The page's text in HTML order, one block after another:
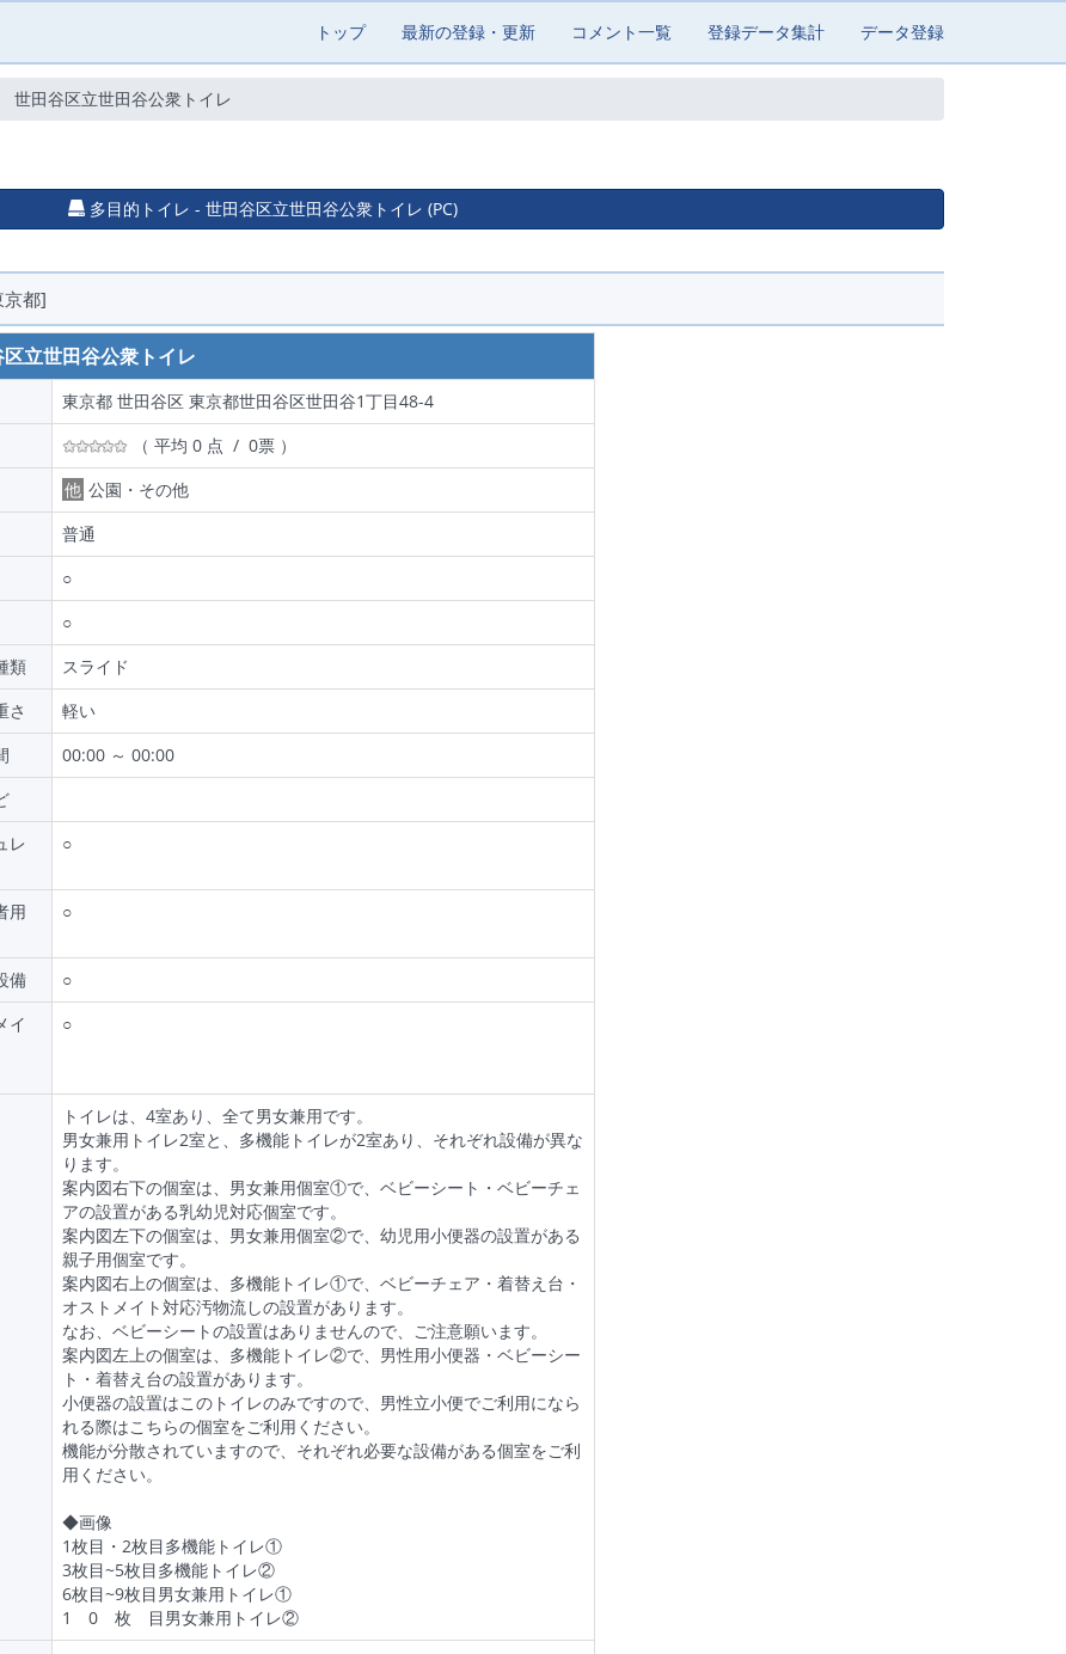
トップ 最新の登録・更新 コメント一覧 登録データ集計 データ登録
世田谷区立世田谷公衆トイレ
多目的トイレ - 世田谷区立世田谷公衆トイレ (PC)
都]
立世田谷公衆トイレ
東京都 世田谷区 東京都世​田​谷​区世田谷1​丁目​4​8-4
（ 平均 0 点 / 0票 ）
他 公園・その他
普通
○
○
類
スライド
さ
軽い
00:00 ～ 00:00
レ
○
用
○
備
○
イ
○
トイレは、4室あり、全て男女兼用です。
男女兼用トイレ2室と、多機能トイレが2室あり、それぞれ設備が異な
ります。
案内図右下の個室は、男女兼用個室①で、ベビーシート・ベビーチェ
アの設置がある乳幼児対応個室です。
案内図左下の個室は、男女兼用個室②で、幼児用小便器の設置がある
親子用個室です。
案内図右上の個室は、多機能トイレ①で、ベビーチェア・着替え台・
オストメイト対応汚物流しの設置があります。
なお、ベビーシートの設置はありませんので、ご注意願います。
案内図左上の個室は、多機能トイレ②で、男性用小便器・ベビーシー
ト・着替え台の設置があります。
小便器の設置はこのトイレのみですので、男性立小便でご利用になら
れる際はこちらの個室をご利用ください。
機能が分散されていますので、それぞれ必要な設備がある個室をご利
用ください。
◆画像
1枚目・2枚目多機能トイレ①
3枚目~5枚目多機能トイレ②
6枚目~9枚目男女兼用トイレ①
1 0 枚 目男女兼用トイレ②